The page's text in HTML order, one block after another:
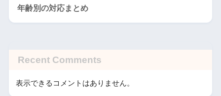
年齢別の対応まとめ
Recent Comments
表示できるコメントはありません。